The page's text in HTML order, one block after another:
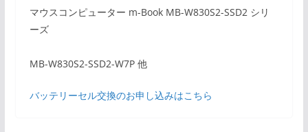
マウスコンピューター m-Book MB-W830S2-SSD2 シリ
ーズ
MB-W830S2-SSD2-W7P 他
バッテリーセル交換のお申し込みはこちら